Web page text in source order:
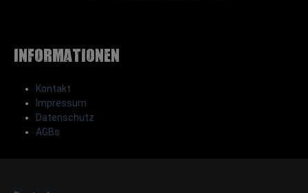
Informationen
Kontakt
Impressum
Datenschutz
AGBs